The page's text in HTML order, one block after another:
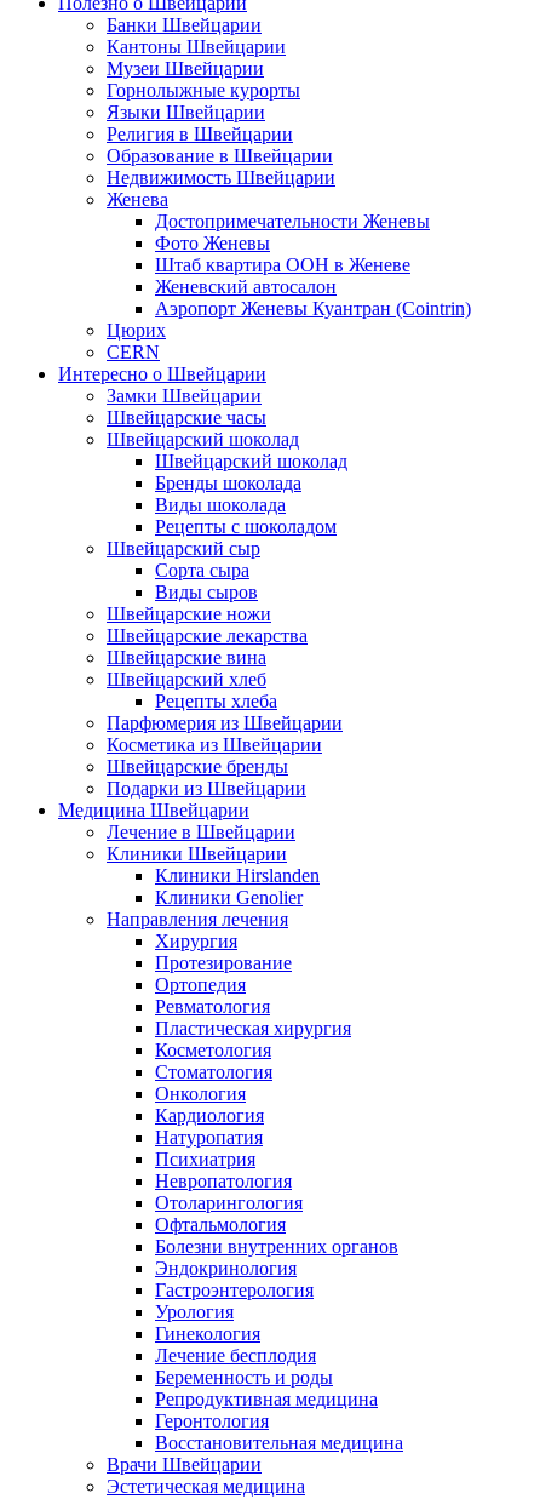
Банки Швейцарии
Кантоны Швейцарии
Музеи Швейцарии
Горнолыжные курорты
Языки Швейцарии
Религия в Швейцарии
Образование в Швейцарии
Недвижимость Швейцарии
Женева
Достопримечательности Женевы
Фото Женевы
Штаб квартира ООН в Женеве
Женевский автосалон
Аэропорт Женевы Куантран (Cointrin)
Цюрих
CERN
Интересно о Швейцарии
Замки Швейцарии
Швейцарские часы
Швейцарский шоколад
Швейцарский шоколад
Бренды шоколада
Виды шоколада
Рецепты с шоколадом
Швейцарский сыр
Сорта сыра
Виды сыров
Швейцарские ножи
Швейцарские лекарства
Швейцарские вина
Швейцарский хлеб
Рецепты хлеба
Парфюмерия из Швейцарии
Косметика из Швейцарии
Швейцарские бренды
Подарки из Швейцарии
Медицина Швейцарии
Лечение в Швейцарии
Клиники Швейцарии
Клиники Hirslanden
Клиники Genolier
Направления лечения
Хирургия
Протезирование
Ортопедия
Ревматология
Пластическая хирургия
Косметология
Стоматология
Онкология
Кардиология
Натуропатия
Психиатрия
Невропатология
Отоларингология
Офтальмология
Болезни внутренних органов
Эндокринология
Гастроэнтерология
Урология
Гинекология
Лечение бесплодия
Беременность и роды
Репродуктивная медицина
Геронтология
Восстановительная медицина
Врачи Швейцарии
Эстетическая медицина